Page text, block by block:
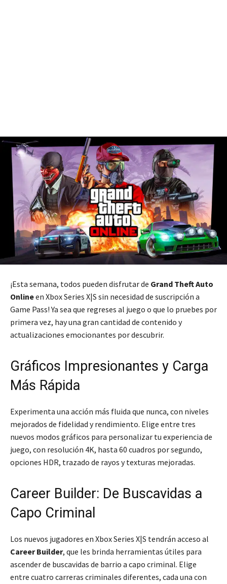
¡Esta semana, todos pueden disfrutar de Grand Theft Auto
Onlineen Xbox Series X|S sin necesidad de suscripción a
Game Pass! Ya sea que regreses al juego o que lo pruebes por
primera vez, hay una gran cantidad de contenido y
actualizaciones emocionantes por descubrir.
Gráficos Impresionantes y Carga
Más Rápida
Experimenta una acción más fluida que nunca, con niveles
mejorados de fidelidad y rendimiento. Elige entre tres
nuevos modos gráficos para personalizar tu experiencia de
juego, con resolución 4K, hasta 60 cuadros por segundo,
opciones HDR, trazado de rayos y texturas mejoradas.
Career Builder: De Buscavidas a
Capo Criminal
Los nuevos jugadores en Xbox Series X|S tendrán acceso al
Career Builder, que les brinda herramientas útiles para
ascender de buscavidas de barrio a capo criminal. Elige
entre cuatro carreras criminales diferentes, cada una con